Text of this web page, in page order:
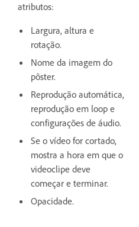
atributos:
Largura, altura e
rotação.
Nome da imagem do
pôster.
Reprodução automática,
reprodução em loop e
configurações de áudio.
Se o vídeo for cortado,
mostra a hora em que o
videoclipe deve
começar e terminar.
Opacidade.